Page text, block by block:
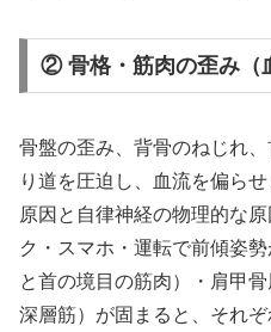
② 骨格・筋肉の歪み（
骨盤の歪み、背骨のねじれ
り道を圧迫し、血流を偏ら
原因と自律神経の物理的な
ク・スマホ・運転で前傾姿
と首の境目の筋肉）・肩甲
深層筋）が固まると、それ